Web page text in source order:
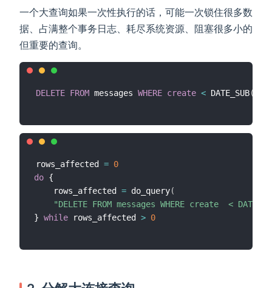
一个大查询如果一次性执行的话，可能一次锁住很多数
据、占满整个事务日志、耗尽系统资源、阻塞很多小的
但重要的查询。
DELETE FROM messages WHERE create < DATE_SUB(
rows_affected = 0
do {
    rows_affected
= do_query(
"DELETE FROM messages WHERE create  <
} while rows_affected > 0